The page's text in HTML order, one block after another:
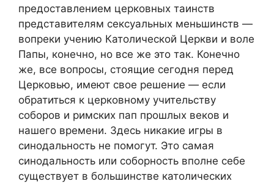
предоставлением церковных таинств
представителям сексуальных меньшинств —
вопреки учению Католической Церкви и воле
Папы, конечно, но все же это так. Конечно
же, все вопросы, стоящие сегодня перед
Церковью, имеют свое решение — если
обратиться к церковному учительству
соборов и римских пап прошлых веков и
нашего времени. Здесь никакие игры в
синодальность не помогут. Это самая
синодальность или соборность вполне себе
существует в большинстве католических